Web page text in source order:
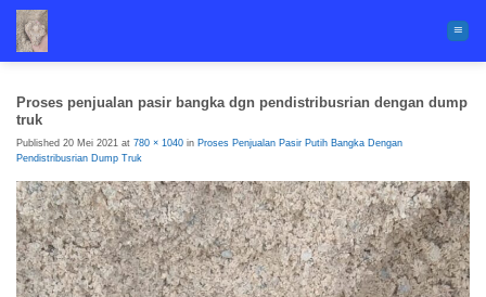
content
Proses penjualan pasir bangka dgn pendistribusrian dengan dump
truk
Published 20 Mei 2021 at 780 × 1040 in Proses Penjualan Pasir Putih Bangka Dengan
Pendistribusrian Dump Truk